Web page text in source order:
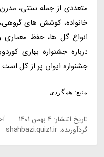
متعددی از جمله سنتی،
خانواده، کوشش های گروهی،
انواع گل ها، حفظ معماری
درباره جشنواره بهاری
جشنواره ایوان پر از گل است.
منبع: همگردی
تاریخ انتشار: 4 بهمن 1401
گردآورنده:shahbazi.quiz1.ir